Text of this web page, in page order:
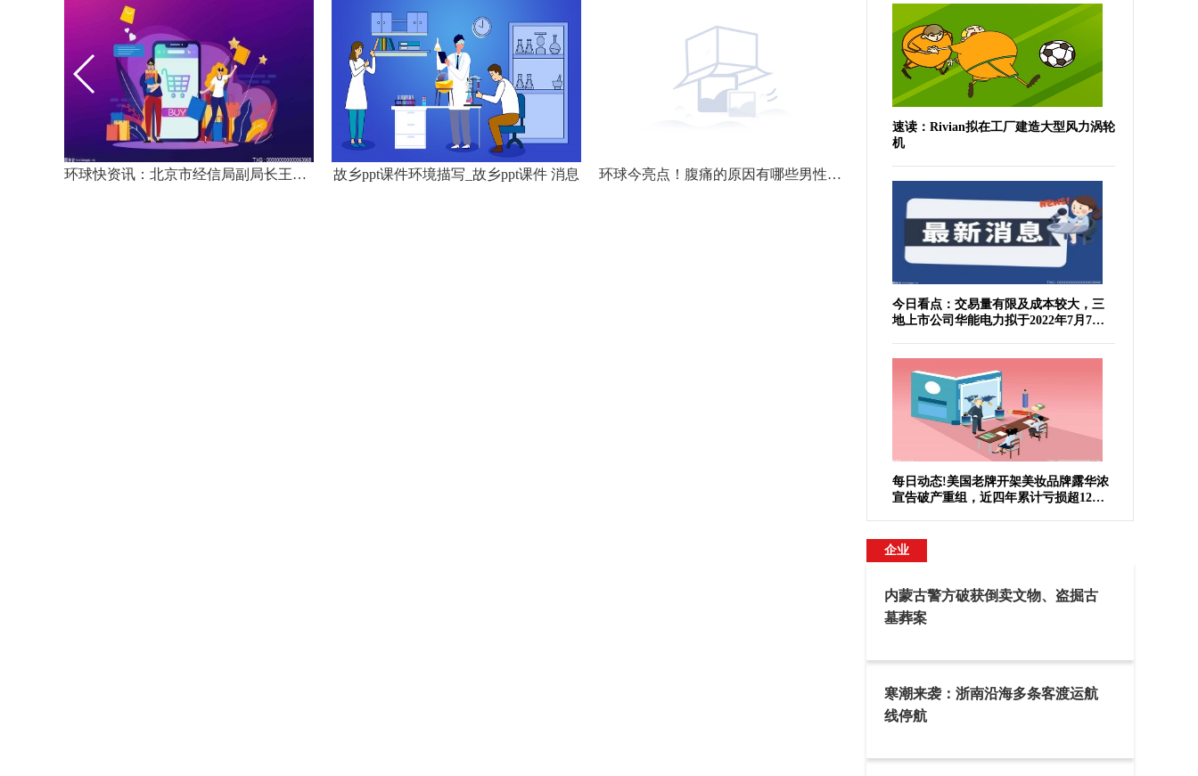
环球快资讯：北京市经信局副局长王磊：支持头部企业打造国家级人工智能大模型 故乡ppt课件环境描写_故乡ppt课件 消息 环球今亮点！腹痛的原因有哪些男性（腹痛的原因有哪些）
速读：Rivian拟在工厂建造大型风力涡轮
机
今日看点：交易量有限及成本较大，三
地上市公司华能电力拟于2022年7月7日
每日动态!美国老牌开架美妆品牌露华浓
宣告破产重组，近四年累计亏损超12亿
企业
内蒙古警方破获倒卖文物、盗掘古
墓葬案
寒潮来袭：浙南沿海多条客渡运航
线停航